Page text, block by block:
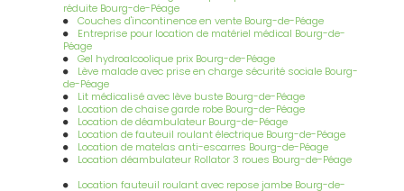
l'entretien de fauteuil roulant électrique changement de pneu à
Romans sur Isère|Organisation retour à domicile après
hospitalisation à Romans sur Isère|Incontinence: conseil;
échantillons gratuits, vente de couche adulte, adolescent, enfant
livraison à domicile à Alixan| Location appareil de
pressothérapie drainage veineux et lymphatique thérapeutique à
domicile à Romans sur Isère
domicile après hospitalisation à Romans sur Isère|
bottes de pressotherapie à Bourg de Péage Romans Valence prix
|
Compléments Nutritionnels Oraux nutrition dénutrition
escarres avec prescription à Bourg-de-Péage|Lit médicalisé
Bourg-de-Péage livraison à domicile|Vente et réparation de
fauteuil roulant électrique Permobil à Romans sur Isère |vente
réduite Bourg-de-Péage
Couches d'incontinence en vente Bourg-de-Péage
Entreprise pour location de matériel médical Bourg-de-
Péage
Gel hydroalcoolique prix Bourg-de-Péage
Lève malade avec prise en charge sécurité sociale Bourg-
de-Péage
Lit médicalisé avec lève buste Bourg-de-Péage
Location de chaise garde robe Bourg-de-Péage
Location de déambulateur Bourg-de-Péage
Location de fauteuil roulant électrique Bourg-de-Péage
Location de matelas anti-escarres Bourg-de-Péage
Location déambulateur Rollator 3 roues Bourg-de-Péage
Location fauteuil roulant avec repose jambe Bourg-de-